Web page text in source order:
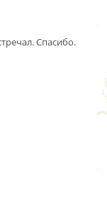
Спасибо.